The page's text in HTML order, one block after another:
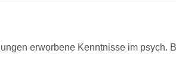
erworbene Kenntnisse im psych.